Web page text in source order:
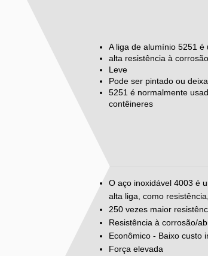
A liga de alumínio 5251 é
alta resistência à
Leve
Pode ser pintado ou
5251 é normalmente
contêineres
O aço inoxidável 4003 é
alta liga, como
250 vezes maior
Resistência à corrosão/
Econômico - Baixo custo
Força elevada